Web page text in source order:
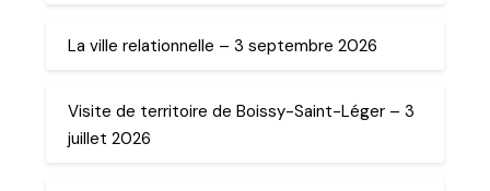
La ville relationnelle – 3 septembre 2026
Visite de territoire de Boissy-Saint-Léger – 3
juillet 2026